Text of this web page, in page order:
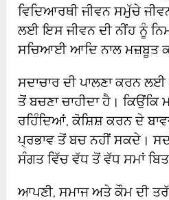
ਵਿਦਿਆਰਥੀ ਜੀਵਨ ਸਮੁੱਚੇ
ਲਈ ਇਸ ਜੀਵਨ ਦੀ ਨੀਂਹ ਨੂੰ
ਸਚਿਆਈ ਆਦਿ ਨਾਲ ਮਜ਼ਬੂਤ
ਸਦਾਚਾਰ ਦੀ ਪਾਲਣਾ ਕਰਨ ਲਈ
ਤੋਂ ਬਚਣਾ ਚਾਹੀਦਾ ਹੈ। ਕਿਉਂਕਿ
ਰਹਿੰਦਿਆਂ, ਕੋਸ਼ਿਸ਼ ਕਰਨ ਦੇ
ਪ੍ਰਭਾਵ ਤੋਂ ਬਚ ਨਹੀਂ ਸਕਦੇ।
ਸੰਗਤ ਵਿੱਚ ਵੱਧ ਤੋਂ ਵੱਧ ਸਮਾਂ
ਆਪਣੀ, ਸਮਾਜ ਅਤੇ ਕੌਮ ਦੀ